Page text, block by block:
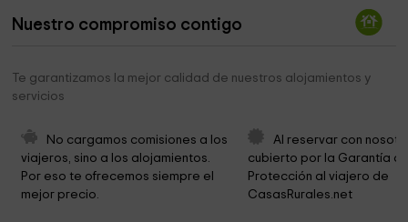
Nuestro compromiso contigo
Te garantizamos la mejor calidad de nuestros alojamientos y
servicios
No cargamos comisiones a los
viajeros, sino a los alojamientos.
Por eso te ofrecemos siempre el
mejor precio.
Al reservar con
cubierto por la Garantía
Protección al viajero de
CasasRurales.net